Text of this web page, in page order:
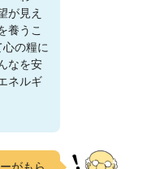
が見え
養うこ
の糧に
なを安
ネルギ